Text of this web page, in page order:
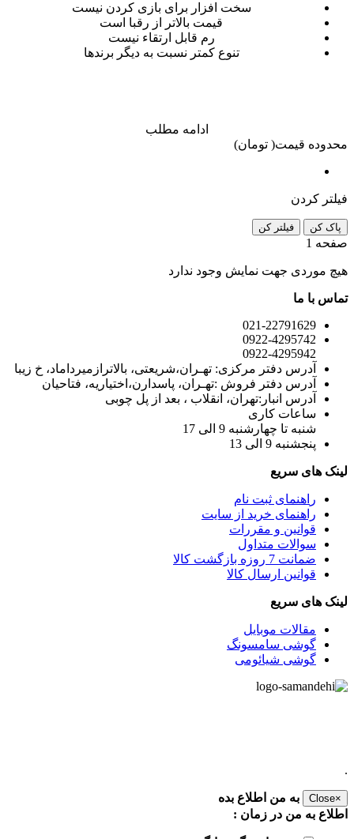
سخت افزار برای بازی کردن نیست
قیمت بالاتر از رقبا است
رم قابل ارتقاء نیست
تنوع کمتر نسبت به دیگر برندها
ادامه مطلب
محدوده قیمت( تومان)
فیلتر کردن
پاک کن فیلتر کن
صفحه 1
هیچ موردی جهت نمایش وجود ندارد
تماس با ما
021-22791629
0922-4295742
0922-4295942
آدرس دفتر مرکزی: تهـران،شریعتی، بالاترازمیرداماد، خ زیبا
آدرس دفتر فروش :تهـران، پاسدارن،اختیاریه، فتاحیان
آدرس انبار:تهران، انقلاب ، بعد از پل چوبی
ساعات کاری
شنبه تا چهارشنبه 9 الی 17
پنجشنبه 9 الی 13
لینک های سریع
ر اهنمای ثبت نام
راهنمای خرید از سایت
قوانین و مقررات
سوالات متداول
ضمانت 7 روزه بازگشت کالا
قوانین ارسال کالا
لینک های سریع
مقالات موبایل
گوشی سامسونگ
گوشی شیائومی
.
×
Close
به من اطلاع بده
اطلاع به من در زمان :